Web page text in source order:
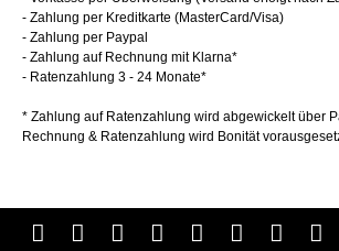
- Zahlung per Kreditkarte (MasterCard/Visa)
- Zahlung per Paypal
- Zahlung auf Rechnung mit Klarna*
- Ratenzahlung 3 - 24 Monate*
* Zahlung auf Ratenzahlung wird abgewickelt über
Rechnung & Ratenzahlung wird Bonität